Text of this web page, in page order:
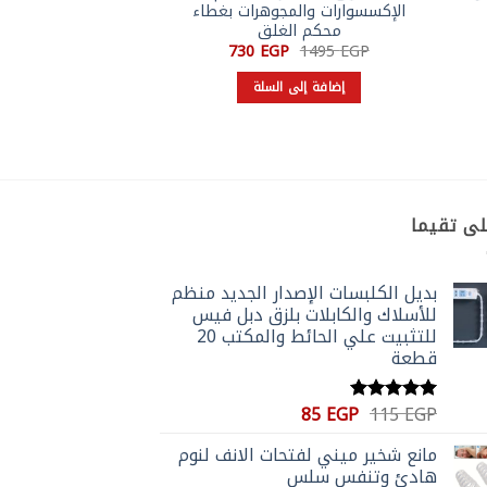
الإكسسوارات والمجوهرات بغطاء
محكم الغلق
1495EGP السعر
الأصلي
هو:
1495 EGP.
730 EGP السعر
إضافة إلى السلة
تقيما
بديل الكلبسات الإصدار الجديد منظم
للأسلاك والكابلات بلزق دبل فيس
للتثبيت علي الحائط والمكتب 20
قطعة
تم التقييم
115EGP السعر
هو:
85 EGP السعر
هو:
مانع شخير ميني لفتحات الانف لنوم
هادئ وتنفس سلس